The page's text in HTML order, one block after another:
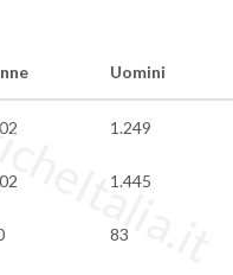
Uomini
1.249
1.445
83